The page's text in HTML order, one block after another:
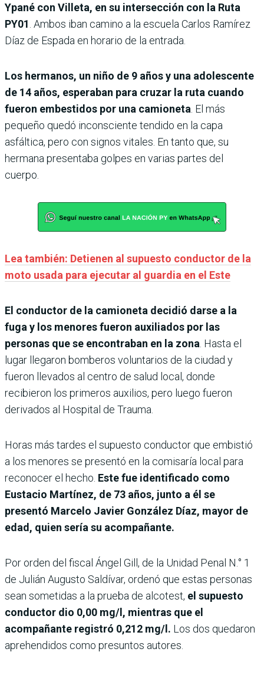
Ypané con Villeta, en su intersección con la Ruta
PY01 . Ambos iban camino a la escuela Carlos Ramírez
Díaz de Espada en horario de la entrada.
Los hermanos, un niño de 9 años y una adolescente
de 14 años, esperaban para cruzar la ruta cuando
fueron embestidos por una camioneta . El más
pequeño quedó inconsciente tendido en la capa
asfáltica, pero con signos vitales. En tanto que, su
hermana presentaba golpes en varias partes del
cuerpo.
Lea también: Detienen al supuesto conductor de la
moto usada para ejecutar al guardia en el Este
El conductor de la camioneta decidió darse a la
fuga y los menores fueron auxiliados por las
personas que se encontraban en la zona . Hasta el
lugar llegaron bomberos voluntarios de la ciudad y
fueron llevados al centro de salud local, donde
recibieron los primeros auxilios, pero luego fueron
derivados al Hospital de Trauma.
Horas más tardes el supuesto conductor que embistió
a los menores se presentó en la comisaría local para
reconocer el hecho. Este fue identificado como
Eustacio Martínez, de 73 años, junto a él se
presentó Marcelo Javier González Díaz, mayor de
edad, quien sería su acompañante.
Por orden del fiscal Ángel Gill, de la Unidad Penal N.° 1
de Julián Augusto Saldívar, ordenó que estas personas
sean sometidas a la prueba de alcotest, el supuesto
conductor dio 0,00 mg/l, mientras que el
acompañante registró 0,212 mg/l. Los dos quedaron
aprehendidos como presuntos autores.